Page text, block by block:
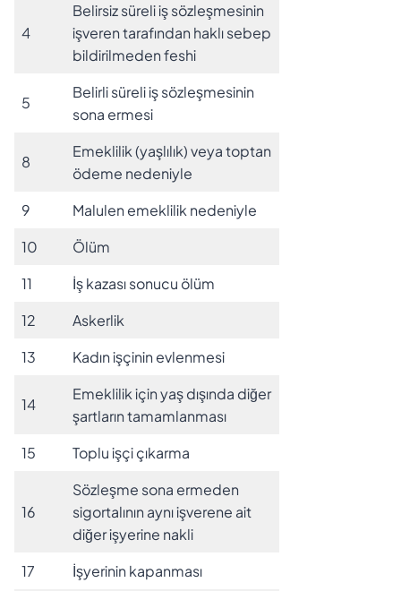
4
Belirsiz süreli iş sözleşmesinin
işveren tarafından haklı sebep
bildirilmeden feshi
5
Belirli süreli iş sözleşmesinin
sona ermesi
8
Emeklilik (yaşlılık) veya toptan
ödeme nedeniyle
9
Malulen emeklilik nedeniyle
10
Ölüm
11
İş kazası sonucu ölüm
12
Askerlik
13
Kadın işçinin evlenmesi
14
Emeklilik için yaş dışında diğer
şartların tamamlanması
15
Toplu işçi çıkarma
16
Sözleşme sona ermeden
sigortalının aynı işverene ait
diğer işyerine nakli
17
İşyerinin kapanması